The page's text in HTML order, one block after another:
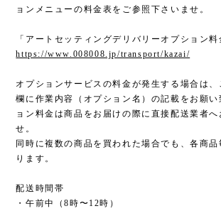
ョンメニューの料金表をご参照下さいませ。
「アートセッティングデリバリーオプション料
https://www.008008.jp/transport/kazai/
オプションサービスの料金が発生する場合は
欄に作業内容（オプション名）の記載をお願い
ョン料金は商品をお届けの際に直接配送業者へ
せ。
同時に複数の商品を買われた場合でも、各商
ります。
配送時間帯
・午前中（8時〜12時）